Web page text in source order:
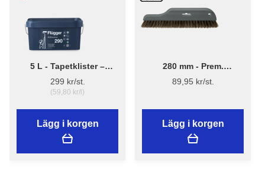
5 L - Tapetklister –
Flügger Adhesive 290
299 kr/st.
(59,80 kr/l)
Lägg i korgen
280 mm - Prem.
Tapetborst 3540
89,95 kr/st.
Lägg i korgen